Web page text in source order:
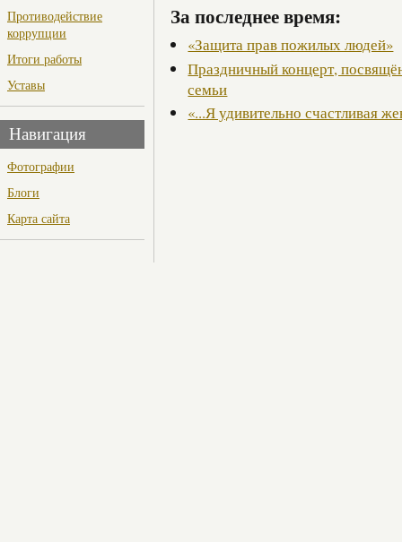
Противодействие
коррупции
Итоги работы
Уставы
Навигация
Фотографии
Блоги
Карта сайта
За последнее время:
«Защита прав пожилых людей»
Праздничный концерт,
семьи
«...Я удивительно счастливая